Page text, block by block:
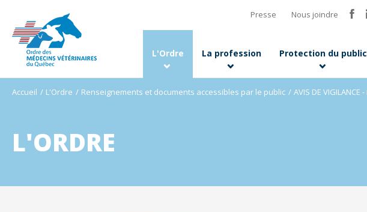
Presse Nous joindre
L'Ordre La profession Protection du public
Accueil L'Ordre Renseignements et documents accessibles par le public
L'ORDRE